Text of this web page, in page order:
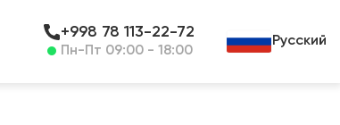
+998 78 113-22-72
Пн-Пт 09:00 - 18:00
Русский